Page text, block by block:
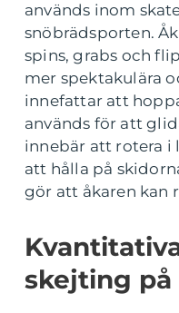
används inom
snöbrädsporten.
spins, grabs och
mer spektakulära
innefattar att
används för att
innebär att rotera i
att hålla på
gör att åkaren kan
skejting på